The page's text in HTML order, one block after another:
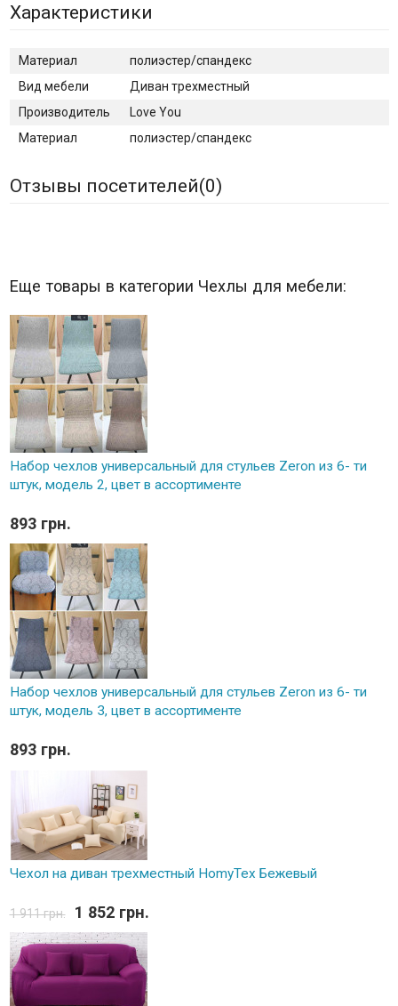
Характеристики
Материал
полиэстер/спандекс
Вид мебели
Диван трехместный
Производитель
Love You
Материал
полиэстер/спандекс
Отзывы посетителей(0)
Еще товары в категории Чехлы для мебели:
Набор чехлов универсальный для стульев Zeron из 6- ти
штук, модель 2, цвет в ассортименте
893 грн.
Набор чехлов универсальный для стульев Zeron из 6- ти
штук, модель 3, цвет в ассортименте
893 грн.
Чехол на диван трехместный HomyTex Бежевый
1 911 грн. 1 852 грн.